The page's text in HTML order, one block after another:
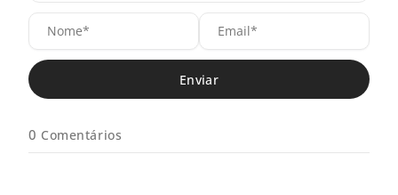
N
o
m
e
*
E
i
0 Comentários